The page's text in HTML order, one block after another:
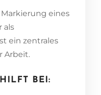
eines
als
ein zentrales
Arbeit.
BEI: